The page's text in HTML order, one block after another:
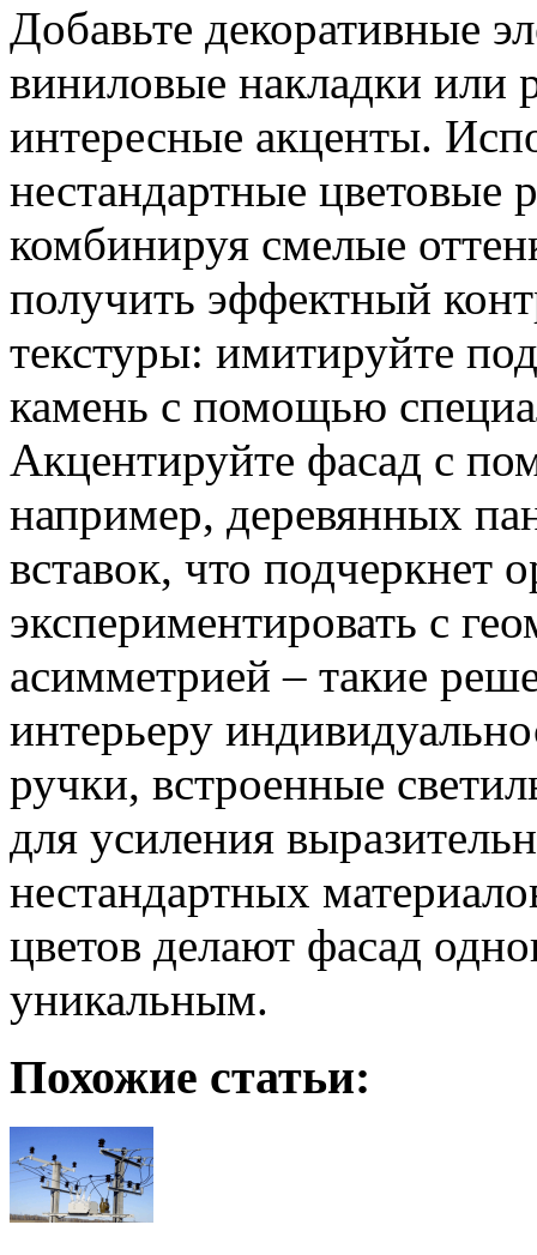
Добавьте декоративные
виниловые накладки или
интересные акценты.
нестандартные цветовые
комбинируя смелые
получить эффектный
текстуры: имитируйте
камень с помощью
Акцентируйте фасад с
например, деревянных
вставок, что подчеркнет
экспериментировать с
асимметрией – такие
интерьеру
ручки, встроенные
для усиления
нестандартных
цветов делают фасад
уникальным.
Похожие статьи: